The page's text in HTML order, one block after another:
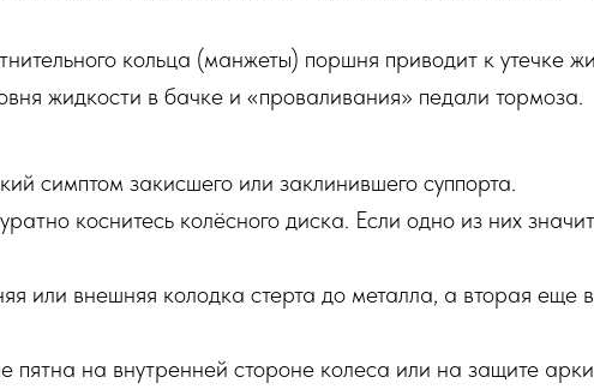
кольца (манжеты) поршня приводит к утечке
жидкости в бачке и «проваливания» педали тормоза.
симптом закисшего или заклинившего суппорта.
коснитесь колёсного диска. Если одно из них
или внешняя колодка стерта до металла, а вторая
на внутренней стороне колеса или на защите